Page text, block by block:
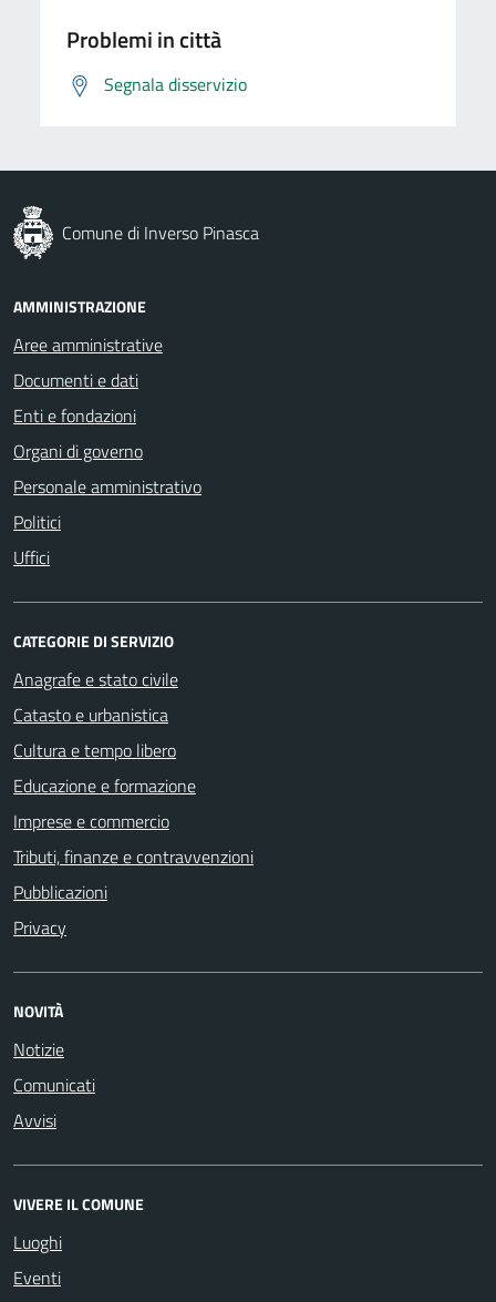
Problemi in città
Segnala disservizio
Comune di Inverso Pinasca
AMMINISTRAZIONE
Aree amministrative
Documenti e dati
Enti e fondazioni
Organi di governo
Personale amministrativo
Politici
Uffici
CATEGORIE DI SERVIZIO
Anagrafe e stato civile
Catasto e urbanistica
Cultura e tempo libero
Educazione e formazione
Imprese e commercio
Tributi, finanze e contravvenzioni
Pubblicazioni
Privacy
NOVITÀ
Notizie
Comunicati
Avvisi
VIVERE IL COMUNE
Luoghi
Eventi